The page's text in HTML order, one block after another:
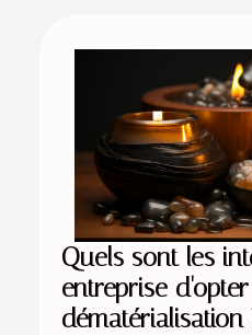
Quels sont les
entreprise
dématérialisation